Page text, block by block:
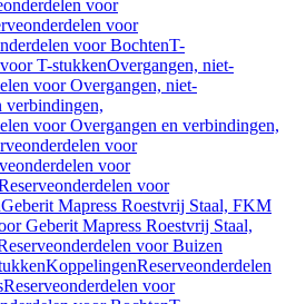
voor
voor
voor BochtenT-
T-stukkenOvergangen, niet-
voor Overgangen, niet-
verbindingen,
voor Overgangen en verbindingen,
voor
voor
voor
Geberit Mapress Roestvrij Staal, FKM
Geberit Mapress Roestvrij Staal,
voor Buizen
KoppelingenReserveonderdelen
Reserveonderdelen voor